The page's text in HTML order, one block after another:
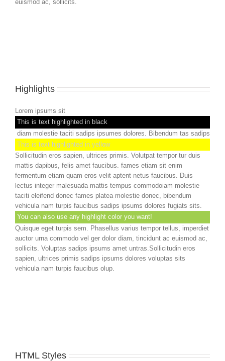
euismod ac, sollicits.
Highlights
Lorem ipsums sit
This is text highlighted in black
diam molestie taciti sadips ipsumes dolores. Bibendum tas sadips
This is text highlighted in yellow
Sollicitudin eros sapien, ultrices primis. Volutpat tempor tur duis
mattis dapibus, felis amet faucibus. fames etiam sit enim
fermentum etiam quam eros velit aptent netus faucibus. Duis
lectus integer malesuada mattis tempus commodoiam molestie
taciti eleifend donec fames platea molestie donec, bibendum
vehicula nam turpis faucibus sadips ipsums dolores fugiats sits.
You can also use any highlight color you want!
Quisque eget turpis sem. Phasellus varius tempor tellus, imperdiet
auctor urna commodo vel ger dolor diam, tincidunt ac euismod ac,
sollicits. Voluptas sadips ipsums amet untras.Sollicitudin eros
sapien, ultrices primis sadips ipsums dolores voluptas sits
vehicula nam turpis faucibus olup.
HTML Styles